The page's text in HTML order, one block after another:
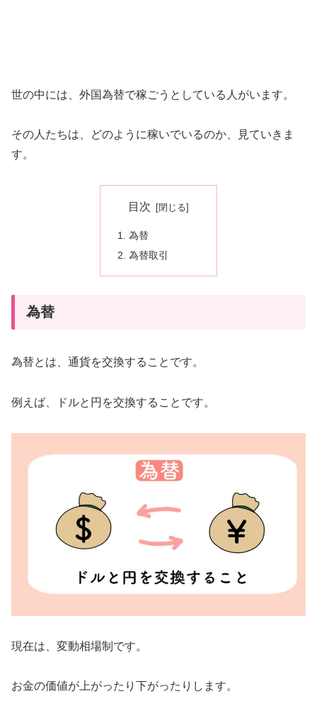
世の中には、外国為替で稼ごうとしている人がいます。
その人たちは、どのように稼いでいるのか、見ていきま
す。
目次
為替
為替取引
為替
為替とは、通貨を交換することです。
例えば、ドルと円を交換することです。
現在は、変動相場制です。
お金の価値が上がったり下がったりします。